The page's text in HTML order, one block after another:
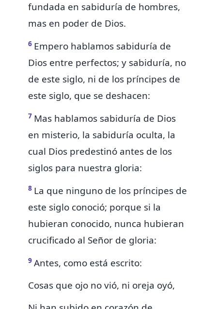
fundada en sabiduría de hombres,
mas en poder de Dios.
6 Empero hablamos sabiduría de
Dios entre perfectos; y sabiduría, no
de este siglo, ni de los príncipes de
este siglo, que se deshacen:
7 Mas hablamos sabiduría de Dios
en misterio, la sabiduría oculta, la
cual Dios predestinó antes de los
siglos para nuestra gloria:
8 La que ninguno de los príncipes de
este siglo conoció; porque si la
hubieran conocido, nunca hubieran
crucificado al Señor de gloria:
9 Antes, como está escrito:
Cosas que ojo no vió, ni oreja oyó,